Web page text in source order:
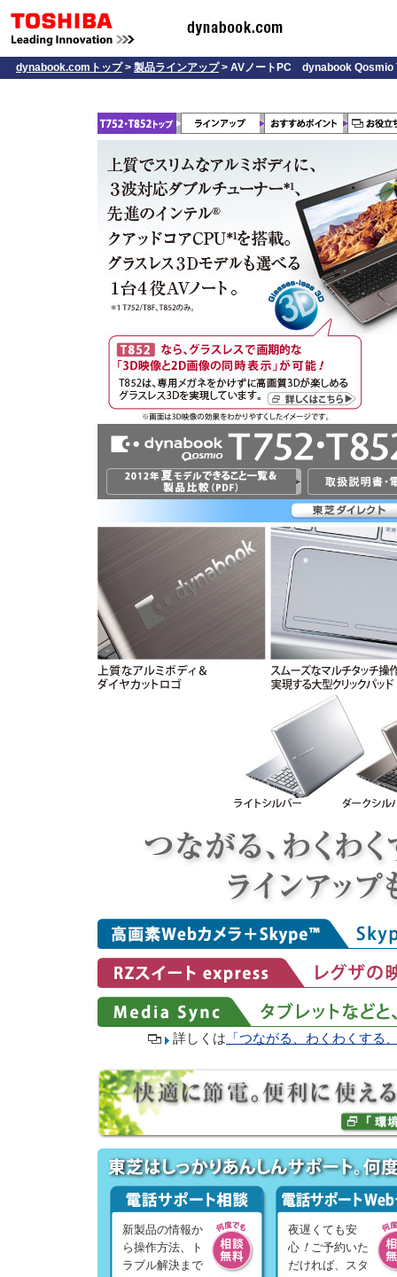
dynabook.comトップ> 製品ラインアップ> AVノートPC dynabook Qosmio
詳しくは 「つながる、わくわくする
新製品の情報か
ら操作方法、ト
ラブル解決まで
夜遅くても安
心！ ご予約いた
だければ、スタ